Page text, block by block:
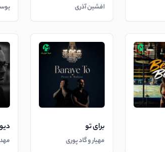
افشین آذری
برای تو
مهیار و گاد پوری